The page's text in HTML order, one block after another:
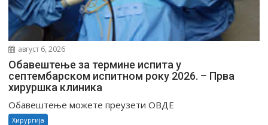
август 6, 2026
Обавештење за термине испита у
септембарском испитном року 2026. – Прва
хируршка клиника
Обавештење можете преузети ОВДЕ
Хирургија